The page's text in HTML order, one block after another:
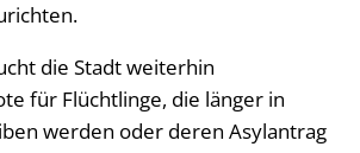
die Stadt weiterhin
für Flüchtlinge, die länger in
werden oder deren Asylantrag